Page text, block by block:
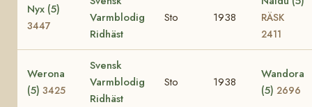
Nyx (5)
3447
Varmblodig
Ridhäst
Sto 1938
RÄSK
2411
Werona
(5) 3425
Svensk
Varmblodig
Ridhäst
Sto 1938
Wandora
(5) 2696